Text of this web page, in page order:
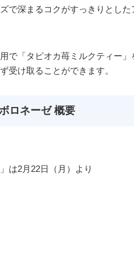
で深まるコクがすっきりとし
で「タピオカ苺ミルクティー
受け取ることができます。
ロネーゼ 概要
は2月22日（月）より